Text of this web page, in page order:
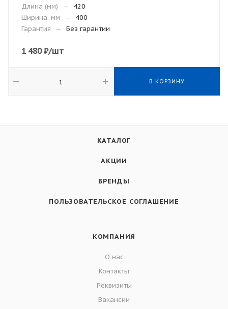
Длина (мм)
—
420
Ширина, мм
—
400
Гарантия
— Без гарантии
1 480₽/шт
В КОРЗИНУ
КАТАЛОГ
АКЦИИ
БРЕНДЫ
ПОЛЬЗОВАТЕЛЬСКОЕ СОГЛАШЕНИЕ
КОМПАНИЯ
О нас
Контакты
Реквизиты
Вакансии